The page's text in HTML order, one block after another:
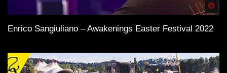
Enrico Sangiuliano – Awakenings Easter Festival 2022